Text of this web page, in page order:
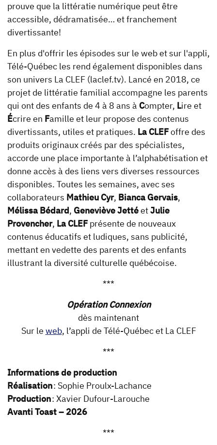
prouve que la littératie numérique peut être
accessible, dédramatisée… et franchement
divertissante!
En plus d'offrir les épisodes sur le web et sur l'appli,
Télé-Québec les rend également disponibles dans
son univers La CLEF (laclef.tv). Lancé en 2018, ce
projet de littératie familial accompagne les parents
qui ont des enfants de 4 à 8 ans à Compter, Lire et
Écrire en Famille et leur propose des contenus
divertissants, utiles et pratiques. La CLEFoffre des
produits originaux créés par des spécialistes,
accorde une place importante à l’alphabétisation et
donne accès à des liens vers diverses ressources
disponibles. Toutes les semaines, avec ses
collaborateurs Mathieu Cyr, Bianca Gervais,
Mélissa Bédard, Geneviève JettéetJulie
Provencher, La CLEFprésente de nouveaux
contenus éducatifs et ludiques, sans publicité,
mettant en vedette des parents et des enfants
illustrant la diversité culturelle québécoise.
***
Opération Connexion
dès maintenant
Sur le web, l’appli de Télé-Québec et La CLEF
***
Informations de production
Réalisation: Sophie Proulx-Lachance
Production: Xavier Dufour-Larouche
Avanti Toast – 2026
***